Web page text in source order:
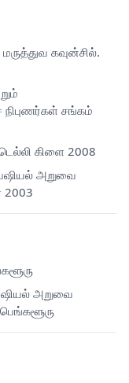
கவுன்சில்.
சங்கம்
கிளை 2008
அறுவை
2003
அறுவை